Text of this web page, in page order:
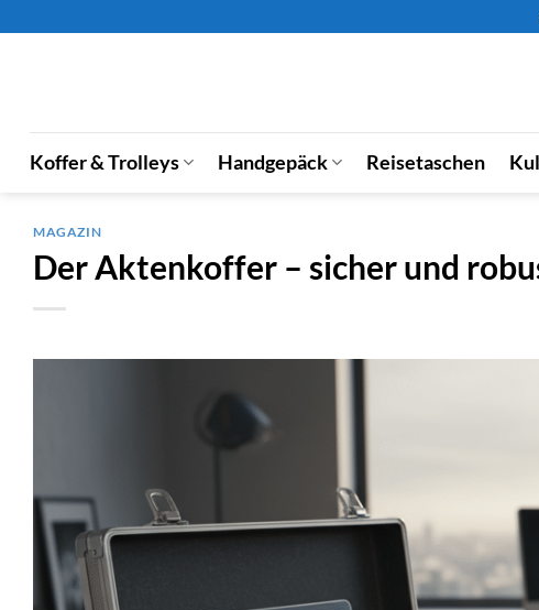
Koffer & Trolleys Handgepäck Reisetaschen
MAGAZIN
Der Aktenkoffer – sicher und